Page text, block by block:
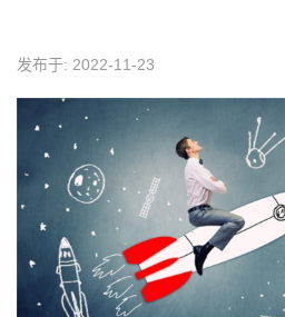
发布于: 2022-11-23